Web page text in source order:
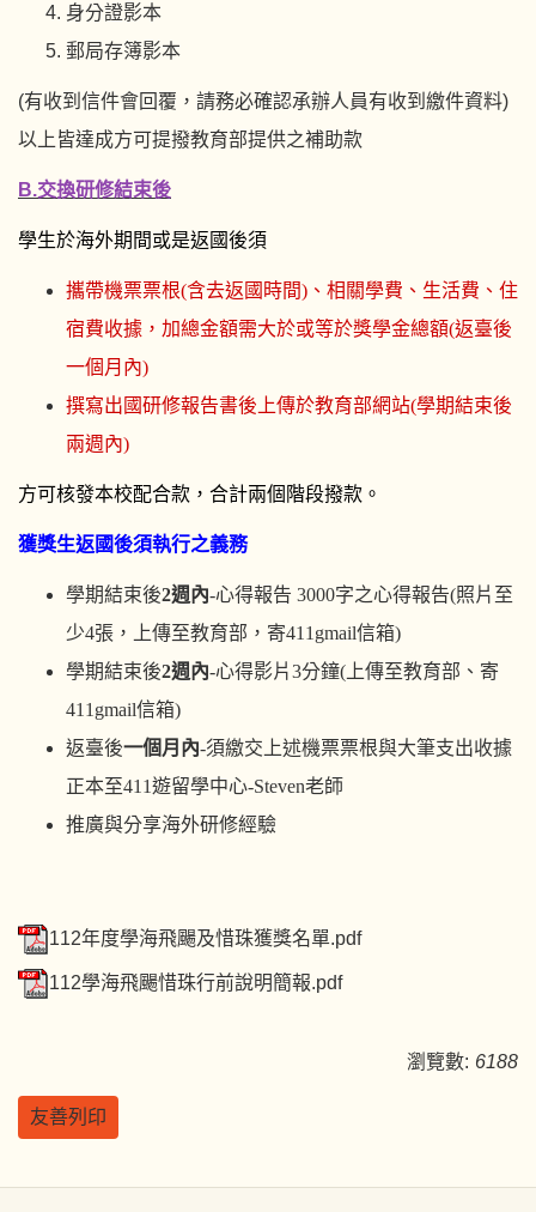
身分證影本
郵局存簿影本
(有收到信件會回覆，請務必確認承辦人員有收到繳件資料)
以上皆達成方可提撥教育部提供之補助款
B.交換研修結束後
學生於海外期間或是返國後須
攜帶機票票根(含去返國時間)、相關學費、生活費、住
宿費收據，加總金額需大於或等於獎學金總額(返臺後
一個月內)
撰寫出國研修報告書後上傳於教育部網站(學期結束後
兩週內)
方可核發本校配合款，合計兩個階段撥款。
獲獎生返國後須執行之義務
學期結束後2週內-心得報告 3000字之心得報告(照片至
少4張，上傳至教育部，寄411gmail信箱)
學期結束後2週內-心得影片3分鐘(上傳至教育部、寄
411gmail信箱)
返臺後一個月內-須繳交上述機票票根與大筆支出收據
正本至411遊留學中心-Steven老師
推廣與分享海外研修經驗
112年度學海飛颺及惜珠獲獎名單.pdf
112學海飛颺惜珠行前說明簡報.pdf
瀏覽數: 6188
友善列印